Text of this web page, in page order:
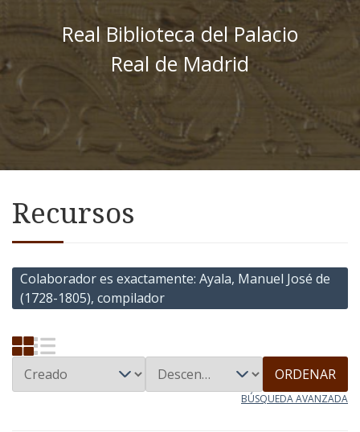
Real Biblioteca del Palacio
Real de Madrid
Recursos
Colaborador es exactamente Ayala, Manuel José de
(1728-1805), compilador
ORDENAR
BÚSQUEDA AVANZADA